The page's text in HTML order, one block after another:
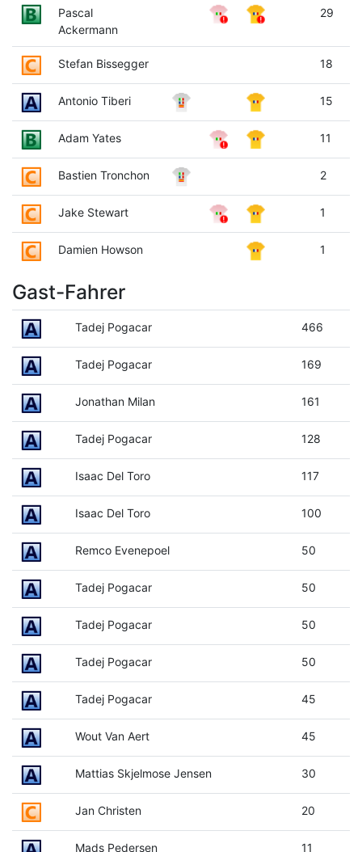
Pascal
Ackermann
29
Stefan Bissegger 18
Antonio Tiberi 15
Adam Yates 11
Bastien Tronchon 2
Jake Stewart 1
Damien Howson 1
Gast-Fahrer
Tadej Pogacar 466
Tadej Pogacar 169
Jonathan Milan 161
Tadej Pogacar 128
Isaac Del Toro 117
Isaac Del Toro 100
Remco Evenepoel 50
Tadej Pogacar 50
Tadej Pogacar 50
Tadej Pogacar 50
Tadej Pogacar 45
Wout Van Aert 45
Mattias Skjelmose Jensen 30
Jan Christen 20
Mads Pedersen 11